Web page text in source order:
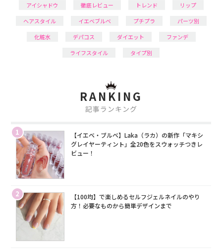
アイシャドウ
徹底レビュー トレンド
リップ
ヘアスタイル
イエベブルベ プチプラ
パーツ別
化粧水
デパコス ダイエット
ファンデ
ライフスタイル
タイプ別
RANKING
記事ランキング
1
【イエベ・ブルベ】Laka（ラカ）の新作「マキシ
グレイヤーティント」全20色をスウォッチつきレ
ビュー！
2
【100均】で楽しめるセルフジェルネイルのやり
方！必要なものから簡単デザインまで